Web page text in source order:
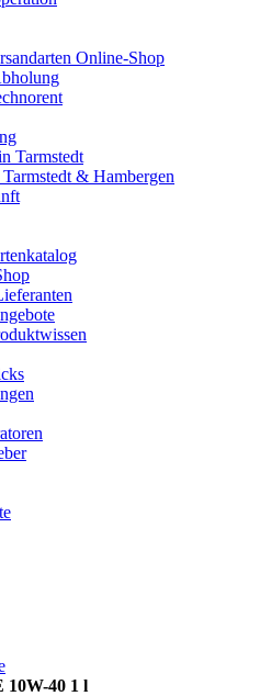
Online-Shop
Tarmstedt
& Hambergen
10W-40 1 l